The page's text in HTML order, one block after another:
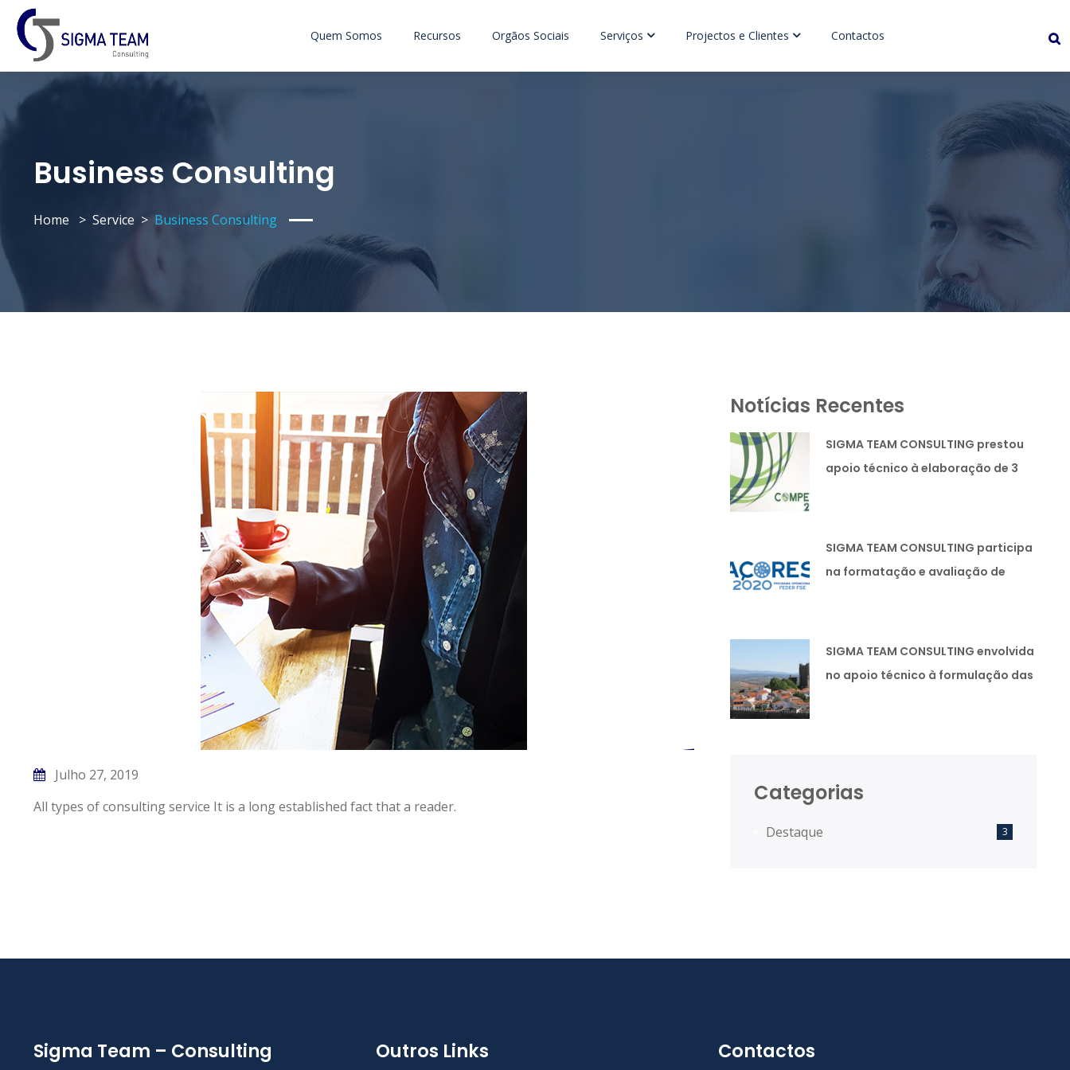
Quem Somos Recursos Orgãos Sociais Serviços Projectos e Clientes Contactos
Business Consulting
Home Service Business Consulting
Julho 27, 2019
All types of consulting service It is a long established fact that a reader.
Notícias Recentes
SIGMA TEAM CONSULTING prestou
apoio técnico à elaboração de 3
SIGMA TEAM CONSULTING participa
na formatação e avaliação de
SIGMA TEAM CONSULTING envolvida
no apoio técnico à formulação das
Categorias
Destaque 3
Sigma Team – Consulting Outros Links Contactos